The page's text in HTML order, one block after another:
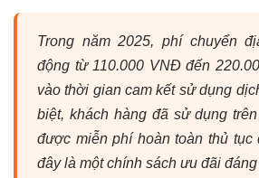
Trong năm 2025, phí chuyển
động từ 110.000 VNĐ đến
vào thời gian cam kết sử dụng
biệt, khách hàng đã sử dụng
được miễn phí hoàn toàn thủ tục
đây là một chính sách ưu đãi đáng